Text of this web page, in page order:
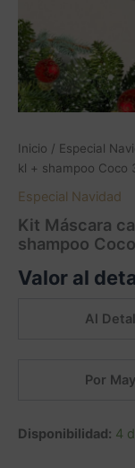
Inicio / Especial
kl + shampoo Coco
Especial Navidad
Kit Máscara
shampoo
Valor al
Al
Por
Disponibilidad: 4